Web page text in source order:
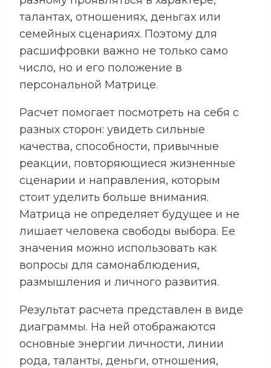
талантах, отношениях, деньгах или
семейных сценариях. Поэтому для
расшифровки важно не только само
число, но и его положение в
персональной Матрице.
Расчет помогает посмотреть на себя с
разных сторон: увидеть сильные
качества, способности, привычные
реакции, повторяющиеся жизненные
сценарии и направления, которым
стоит уделить больше внимания.
Матрица не определяет будущее и не
лишает человека свободы выбора. Ее
значения можно использовать как
вопросы для самонаблюдения,
размышления и личного развития.
Результат расчета представлен в виде
диаграммы. На ней отображаются
основные энергии личности, линии
рода, таланты, деньги, отношения,